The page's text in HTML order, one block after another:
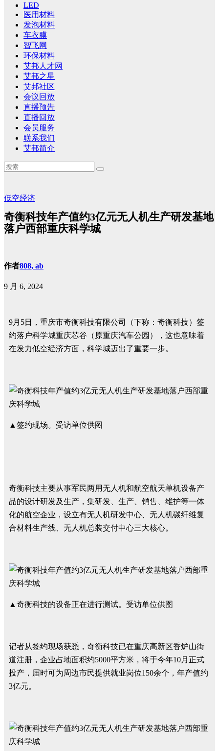
LED
医用材料
发泡材料
车衣膜
智飞网
环保材料
艾邦人才网
艾邦之星
艾邦社区
会议回放
直播预告
直播回放
会员服务
联系我们
艾邦简介
低空经济
奇衡科技年产值约3亿元无人机生产研发基地
落户西部重庆科学城
作者808, ab
9 月 6, 2024
9月5日，重庆市奇衡科技有限公司（下称：奇衡科技）签
约落户科学城重庆芯谷（原重庆汽车公园），这也意味着
在发力低空经济方面，科学城迈出了重要一步。
▲签约现场。受访单位供图
奇衡科技主要从事军民两用无人机和航空航天单机设备产
品的设计研发及生产，集研发、生产、销售、维护等一体
化的航空企业，设立有无人机研发中心、无人机碳纤维复
合材料生产线、无人机总装交付中心三大核心。
▲奇衡科技的设备正在进行测试。受访单位供图
记者从签约现场获悉，奇衡科技已在重庆高新区香炉山街
道注册，企业占地面积约5000平方米，将于今年10月正式
投产，届时可为周边市民提供就业岗位150余个，年产值约
3亿元。